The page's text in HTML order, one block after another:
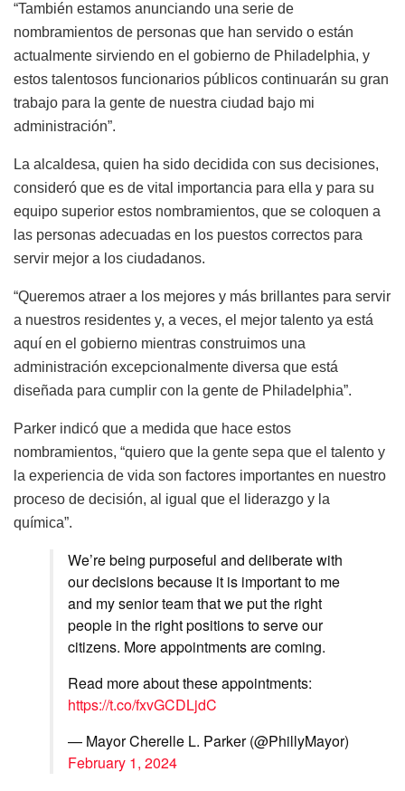
“También estamos anunciando una serie de
nombramientos de personas que han servido o están
actualmente sirviendo en el gobierno de Philadelphia, y
estos talentosos funcionarios públicos continuarán su gran
trabajo para la gente de nuestra ciudad bajo mi
administración”.
La alcaldesa, quien ha sido decidida con sus decisiones,
consideró que es de vital importancia para ella y para su
equipo superior estos nombramientos, que se coloquen a
las personas adecuadas en los puestos correctos para
servir mejor a los ciudadanos.
“Queremos atraer a los mejores y más brillantes para servir
a nuestros residentes y, a veces, el mejor talento ya está
aquí en el gobierno mientras construimos una
administración excepcionalmente diversa que está
diseñada para cumplir con la gente de Philadelphia”.
Parker indicó que a medida que hace estos
nombramientos, “quiero que la gente sepa que el talento y
la experiencia de vida son factores importantes en nuestro
proceso de decisión, al igual que el liderazgo y la
química”.
We’re being purposeful and deliberate with
our decisions because it is important to me
and my senior team that we put the right
people in the right positions to serve our
citizens. More appointments are coming.
Read more about these appointments:
https://t.co/fxvGCDLjdC
— Mayor Cherelle L. Parker (@PhillyMayor)
February 1, 2024